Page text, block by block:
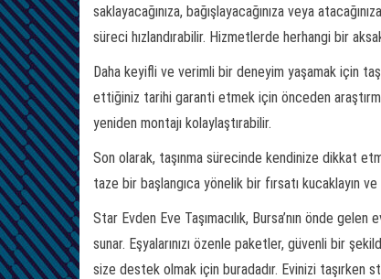
saklayacağınıza, bağışlayacağınıza veya
süreci hızlandırabilir. Hizmetlerde herhangi bir
Daha keyifli ve verimli bir deneyim yaşamak için
ettiğiniz tarihi garanti etmek için önceden araştırma
yeniden montajı kolaylaştırabilir.
Son olarak, taşınma sürecinde kendinize dikkat
taze bir başlangıca yönelik bir fırsatı kucaklayın
Star Evden Eve Taşımacılık, Bursa’nın önde
sunar. Eşyalarınızı özenle paketler, güvenli bir
size destek olmak için buradadır. Evinizi taşırken